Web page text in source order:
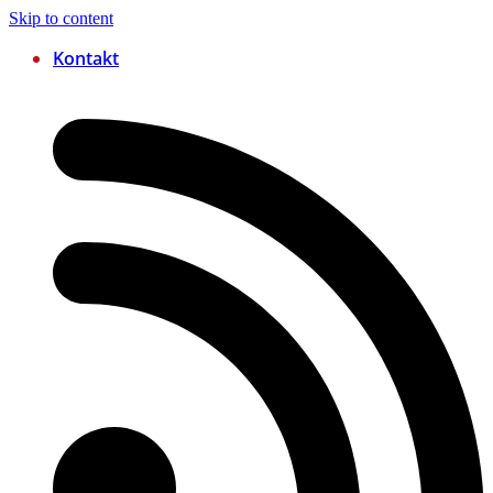
Skip to content
Kontakt